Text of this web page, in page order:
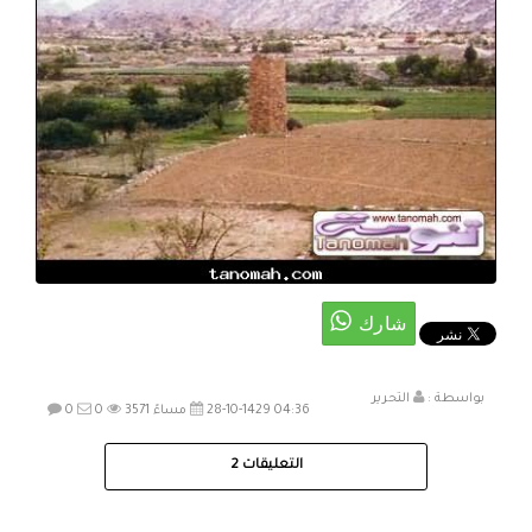
بواسطة :
التحرير
28-10-1429 04:36 مساءً
0 0 3571
التعليقات2